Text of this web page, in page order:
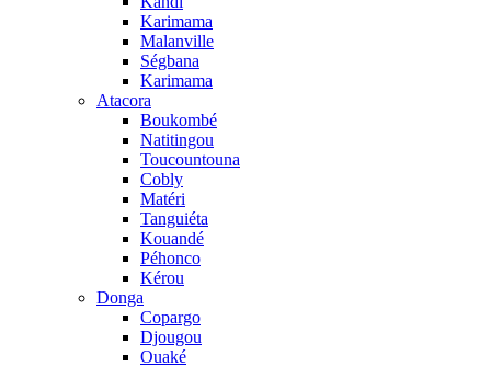
Karimama
Malanville
Ségbana
Karimama
Atacora
Boukombé
Natitingou
Toucountouna
Cobly
Matéri
Tanguiéta
Kouandé
Péhonco
Kérou
Donga
Copargo
Djougou
Ouaké